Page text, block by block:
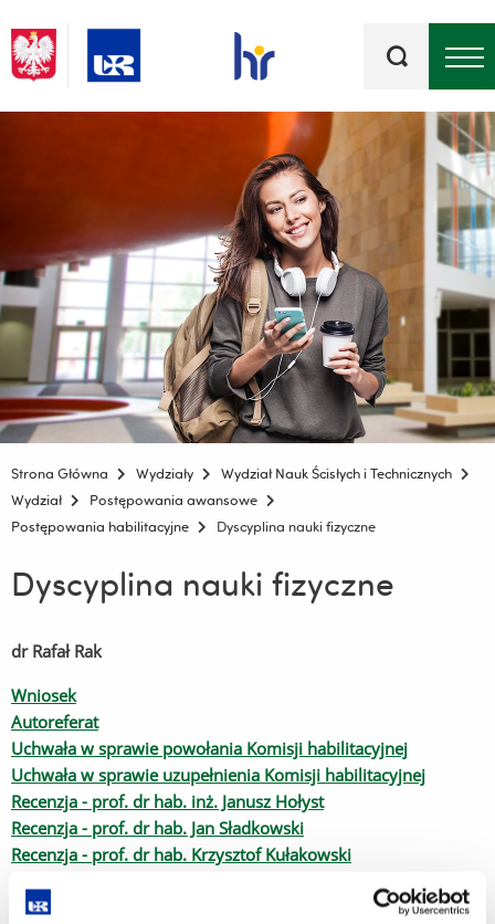
kluczowe
Strona Główna Wydziały
Wydział Nauk Ścisłych i Technicznych
Wydział
Postępowania awansowe
Postępowania habilitacyjne
Dyscyplina nauki fizyczne
Dyscyplina nauki fizyczne
dr Rafał Rak
Wniosek
Autoreferat
Uchwała w sprawie powołania Komisji habilitacyjnej
Uchwała w sprawie uzupełnienia Komisji habilitacyjnej
Recenzja - prof. dr hab. inż. Janusz Hołyst
Recenzja - prof. dr hab. Jan Sładkowski
Recenzja - prof. dr hab. Krzysztof Kułakowski
Uchwała Komisji habilitacyjnej